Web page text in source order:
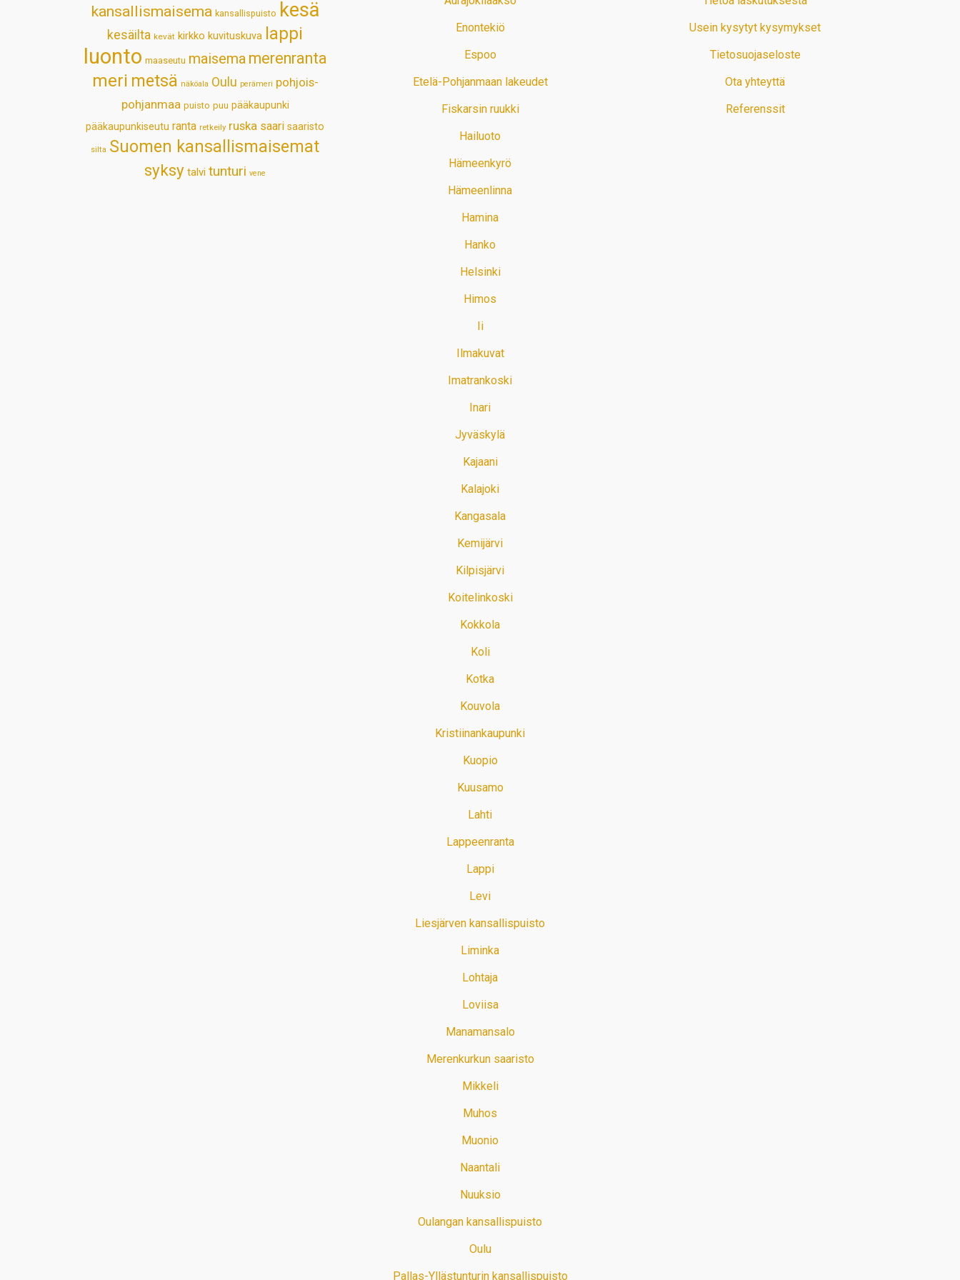
kansallismaisema kansallispuisto kesä
kesäilta kevät kirkko kuvituskuva lappi
luonto maaseutu maisema merenranta
meri metsä näköala Oulu perämeri pohjois-
pohjanmaa puisto puu pääkaupunki
pääkaupunkiseutu ranta retkeily ruska saari saaristo
silta Suomen kansallismaisemat
syksy talvi tunturi vene
Enontekiö
Espoo
Etelä-Pohjanmaan lakeudet
Fiskarsin ruukki
Hailuoto
Hämeenkyrö
Hämeenlinna
Hamina
Hanko
Helsinki
Himos
Ii
Ilmakuvat
Imatrankoski
Inari
Jyväskylä
Kajaani
Kalajoki
Kangasala
Kemijärvi
Kilpisjärvi
Koitelinkoski
Kokkola
Koli
Kotka
Kouvola
Kristiinankaupunki
Kuopio
Kuusamo
Lahti
Lappeenranta
Lappi
Levi
Liesjärven kansallispuisto
Liminka
Lohtaja
Loviisa
Manamansalo
Merenkurkun saaristo
Mikkeli
Muhos
Muonio
Naantali
Nuuksio
Oulangan kansallispuisto
Oulu
Pallas-Yllästunturin kansallispuisto
Usein kysytyt kysymykset
Tietosuojaseloste
Ota yhteyttä
Referenssit